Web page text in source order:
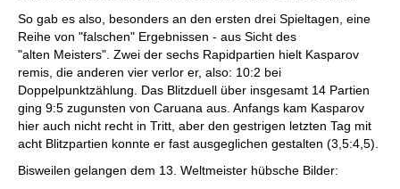
So gab es also, besonders an den ersten drei Spieltagen, eine
Reihe von "falschen" Ergebnissen - aus Sicht des
"alten Meisters". Zwei der sechs Rapidpartien hielt Kasparov
remis, die anderen vier verlor er, also: 10:2 bei
Doppelpunktzählung. Das Blitzduell über insgesamt 14 Partien
ging 9:5 zugunsten von Caruana aus. Anfangs kam Kasparov
hier auch nicht recht in Tritt, aber den gestrigen letzten Tag mit
acht Blitzpartien konnte er fast ausgeglichen gestalten (3,5:4,5).
Bisweilen gelangen dem 13. Weltmeister hübsche Bilder: